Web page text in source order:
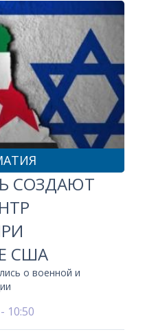
СОЗДАЮТ
США
о военной и
10:50